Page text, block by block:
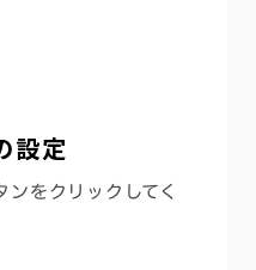
設定
をクリックしてく